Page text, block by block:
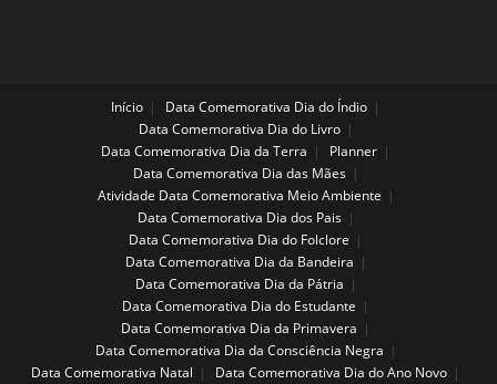
Início
Data Comemorativa Dia do Índio
Data Comemorativa Dia do Livro
Data Comemorativa Dia da Terra
Planner
Data Comemorativa Dia das Mães
Atividade Data Comemorativa Meio Ambiente
Data Comemorativa Dia dos Pais
Data Comemorativa Dia do Folclore
Data Comemorativa Dia da Bandeira
Data Comemorativa Dia da Pátria
Data Comemorativa Dia do Estudante
Data Comemorativa Dia da Primavera
Data Comemorativa Dia da Consciência Negra
Data Comemorativa Natal
Data Comemorativa Dia do Ano Novo